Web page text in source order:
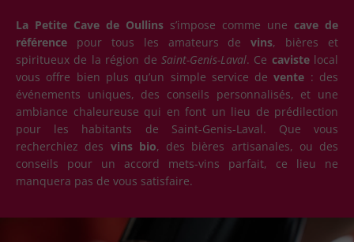
La Petite Cave de Oullins s’impose comme une cave de
référence pour tous les amateurs devins, bières et
spiritueux de la région de Saint-Genis-Laval. Ce cavistelocal
vous offre bien plus qu’un simple service devente : des
événements uniques, des conseils personnalisés, et une
ambiance chaleureuse qui en font un lieu de prédilection
pour les habitants de Saint-Genis-Laval. Que vous
recherchiez des vins bio, des bières artisanales, ou des
conseils pour un accord mets-vins parfait, ce lieu ne
manquera pas de vous satisfaire.